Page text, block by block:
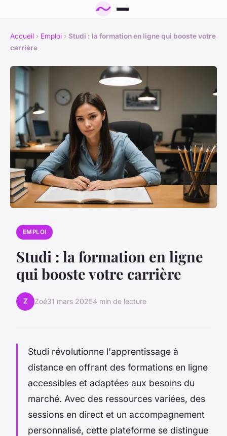
Accueil › Emploi › Studi : la formation en ligne qui booste votre
carrière
EMPLOI
Studi : la formation en ligne
qui booste votre carrière
Z Zoé31 mars 20254 min de lecture
Studi révolutionne l'apprentissage à
distance en offrant des formations en ligne
accessibles et adaptées aux besoins du
marché. Avec des ressources variées, des
sessions en direct et un accompagnement
personnalisé, cette plateforme se distingue